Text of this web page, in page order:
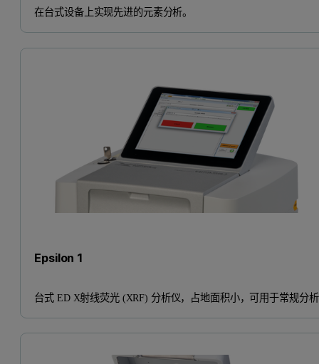
在台式设备上实现先进的元素分析。
Epsilon 1
台式 ED X射线荧光 (XRF) 分析仪，占地面积小，可用于常规分析